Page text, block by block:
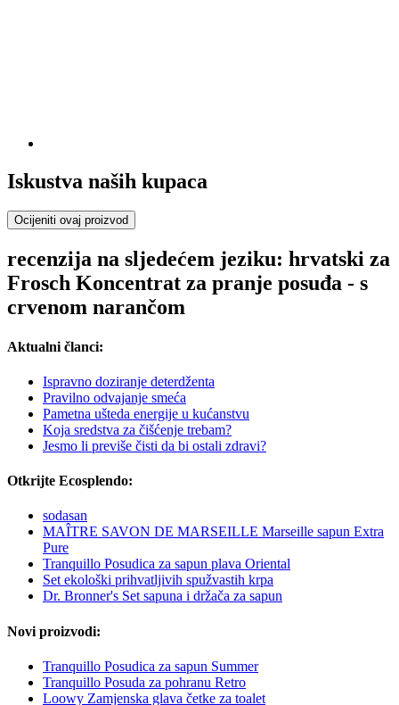
Iskustva naših kupaca
Ocijeniti ovaj proizvod
recenzija na sljedećem jeziku: hrvatski za
Frosch Koncentrat za pranje posuđa - s
crvenom narančom
Aktualni članci:
Ispravno doziranje deterdženta
Pravilno odvajanje smeća
Pametna ušteda energije u kućanstvu
Koja sredstva za čišćenje trebam?
Jesmo li previše čisti da bi ostali zdravi?
Otkrijte Ecosplendo:
sodasan
MAÎTRE SAVON DE MARSEILLE Marseille sapun Extra
Pure
Tranquillo Posudica za sapun plava Oriental
Set ekološki prihvatljivih spužvastih krpa
Dr. Bronner's Set sapuna i držača za sapun
Novi proizvodi:
Tranquillo Posudica za sapun Summer
Tranquillo Posuda za pohranu Retro
Loowy Zamjenska glava četke za toalet